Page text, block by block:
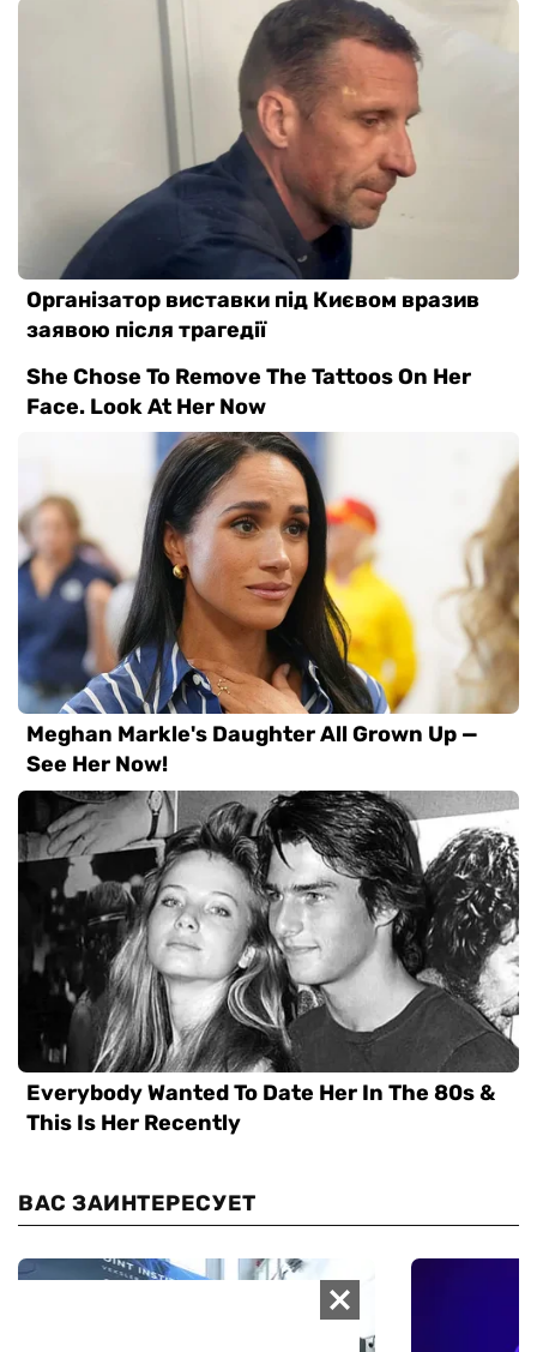
ВАС ЗАИНТЕРЕСУЕТ